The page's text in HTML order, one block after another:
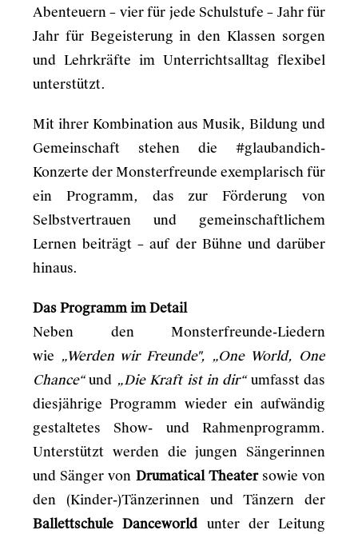
Abenteuern – vier für jede Schulstufe – Jahr für
Jahr für Begeisterung in den Klassen sorgen
und Lehrkräfte im Unterrichtsalltag flexibel
unterstützt.
Mit ihrer Kombination aus Musik, Bildung und
Gemeinschaft stehen die #glaubandich-
Konzerte der Monsterfreunde exemplarisch für
ein Programm, das zur Förderung von
Selbstvertrauen und gemeinschaftlichem
Lernen beiträgt – auf der Bühne und darüber
hinaus.
Das Programm im Detail
Neben den Monsterfreunde-Liedern
wie „Werden wir Freunde", „One World, One
Chance“und „Die Kraft ist in dir“umfasst das
diesjährige Programm wieder ein aufwändig
gestaltetes Show- und Rahmenprogramm.
Unterstützt werden die jungen Sängerinnen
und Sänger von Drumatical Theatersowie von
den (Kinder-)Tänzerinnen und Tänzern der
Ballettschule Danceworldunter der Leitung